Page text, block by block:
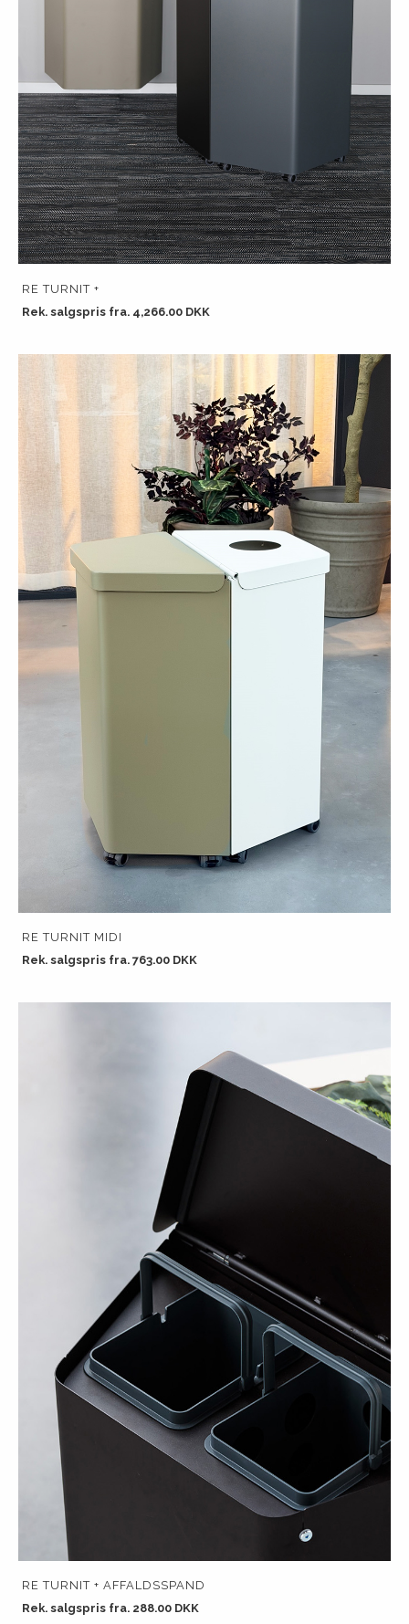
RE TURNIT +
Rek. salgspris fra. 4,266.00 DKK
RE TURNIT MIDI
Rek. salgspris fra. 763.00 DKK
RE TURNIT + AFFALDSSPAND
Rek. salgspris fra. 288.00 DKK